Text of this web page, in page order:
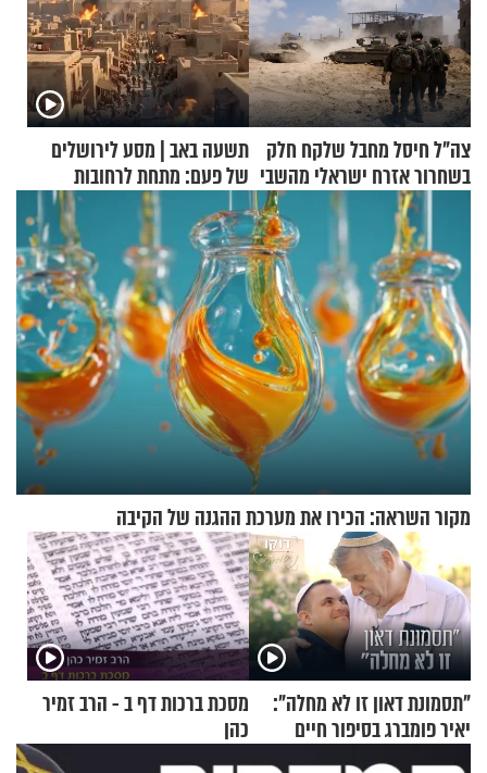
צה"ל חיסל מחבל שלקח חלק
בשחרור אזרח ישראלי מהשבי
תשעה באב | מסע לירושלים
של פעם: מתחת לרחובות
ירושלים
מקור השראה: הכירו את מערכת ההגנה של הקיבה
"תסמונת דאון זו לא מחלה":
יאיר פומברג בסיפור חיים
מעורר השראה
מסכת ברכות דף ב - הרב זמיר
כהן